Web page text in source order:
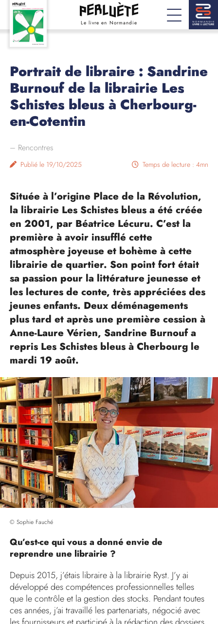
Le livre en Normandie
Portrait de libraire : Sandrine
Burnouf de la librairie Les
Schistes bleus à Cherbourg-
en-Cotentin
– Rencontres
Publié le 19/10/2025 Temps de lecture : 4mn
Située à l’origine Place de la Révolution,
la librairie Les Schistes bleus a été créée
en 2001, par Béatrice Lécuru. C’est la
première à avoir insufflé cette
atmosphère joyeuse et bohème à cette
librairie de quartier. Son point fort était
sa passion pour la littérature jeunesse et
les lectures de conte, très appréciées des
jeunes enfants. Deux déménagements
plus tard et après une première cession à
Anne-Laure Vérien, Sandrine Burnouf a
repris Les Schistes bleus à Cherbourg le
mardi 19 août.
© Sophie Fauché
Qu’est-ce qui vous a donné envie de
reprendre une librairie ?
Depuis 2015, j’étais libraire à la librairie Ryst. J’y ai
développé des compétences professionnelles telles
que le contrôle et la gestion des stocks. Pendant toutes
ces années, j’ai travaillé les partenariats, négocié avec